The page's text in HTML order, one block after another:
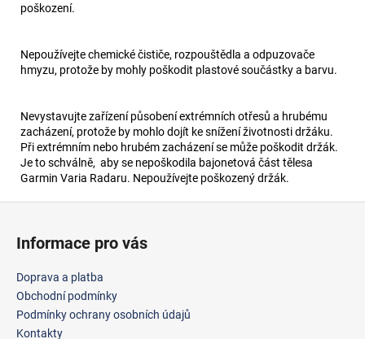
poškození.
Nepoužívejte chemické čističe, rozpouštědla a odpuzovače
hmyzu, protože by mohly poškodit plastové součástky a barvu.
Nevystavujte zařízení působení extrémních otřesů a hrubému
zacházení, protože by mohlo dojít ke snížení životnosti držáku.
Při extrémním nebo hrubém zacházení se může poškodit držák.
Je to schválně, aby se nepoškodila bajonetová část tělesa
Garmin Varia Radaru. Nepoužívejte poškozený držák.
Informace pro vás
Doprava a platba
Obchodní podmínky
Podmínky ochrany osobních údajů
Kontakty